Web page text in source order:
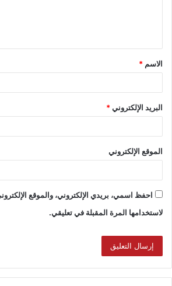
الاسم *
البريد الإلكتروني*
الموقع الإلكتروني
احفظ اسمي، بريدي الإلكتروني، والموقع
لاستخدامها المرة المقبلة في تعليقي.